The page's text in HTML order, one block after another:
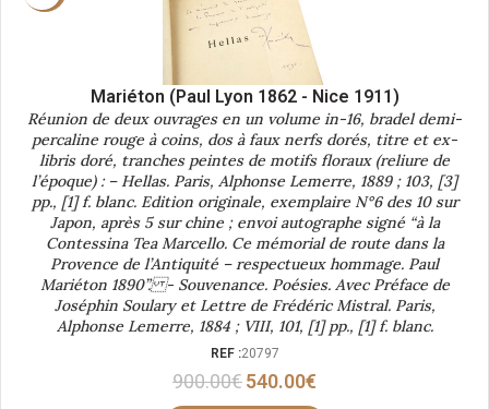
Mariéton (Paul Lyon 1862 - Nice 1911)
Réunion de deux ouvrages en un volume in-16, bradel demi-
percaline rouge à coins, dos à faux nerfs dorés, titre et ex-
libris doré, tranches peintes de motifs floraux (reliure de
l’époque) : – Hellas. Paris, Alphonse Lemerre, 1889 ; 103, [3]
pp., [1] f. blanc. Edition originale, exemplaire N°6 des 10 sur
Japon, après 5 sur chine ; envoi autographe signé “à la
Contessina Tea Marcello. Ce mémorial de route dans la
Provence de l’Antiquité – respectueux hommage. Paul
Mariéton 1890”. - Souvenance. Poésies. Avec Préface de
Joséphin Soulary et Lettre de Frédéric Mistral. Paris,
Alphonse Lemerre, 1884 ; VIII, 101, [1] pp., [1] f. blanc.
REF :20797
900.00€540.00€